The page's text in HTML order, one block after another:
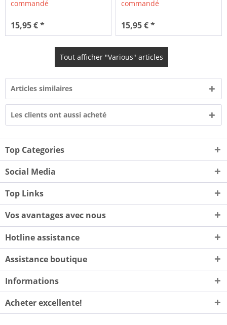
commandé
15,95 € *
commandé
15,95 € *
Tout afficher "Various" articles
Articles similaires
Les clients ont aussi acheté
Top Categories
Social Media
Top Links
Vos avantages avec nous
Hotline assistance
Assistance boutique
Informations
Acheter excellente!